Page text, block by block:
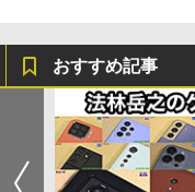
おすすめ記事